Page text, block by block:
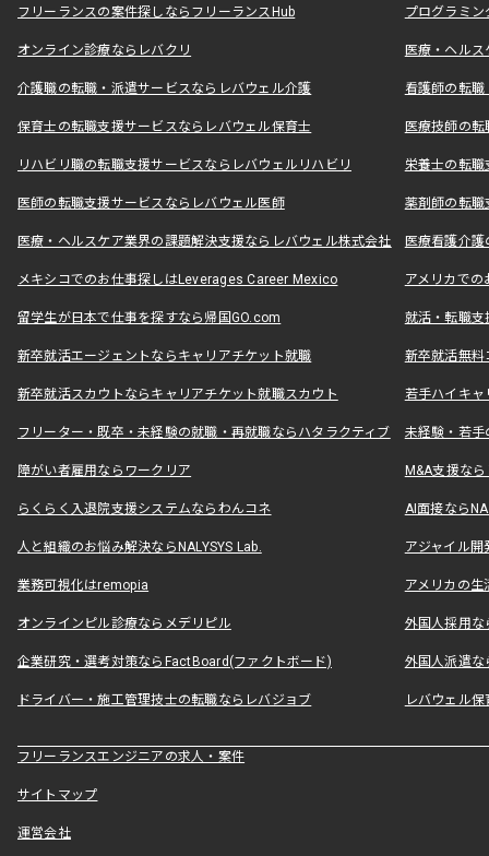
フリーランスの案件探しならフリーランスHub プログラミ
オンライン診療ならレバクリ 医療・ヘル
介護職の転職・派遣サービスならレバウェル介護 看護師の転
保育士の転職支援サービスならレバウェル保育士 医療技師の
リハビリ職の転職支援サービスならレバウェルリハビリ 栄養士の転
医師の転職支援サービスならレバウェル医師 薬剤師の転
医療・ヘルスケア業界の課題解決支援ならレバウェル株式会社 医療看護介
メキシコでのお仕事探しはLeverages Career Mexico アメリカで
留学生が日本で仕事を探すなら帰国GO.com 就活・転職
新卒就活エージェントならキャリアチケット就職 新卒就活無料
新卒就活スカウトならキャリアチケット就職スカウト 若手ハイキ
フリーター・既卒・未経験の就職・再就職ならハタラクティブ 未経験・若手
障がい者雇用ならワークリア M&A支援な
らくらく入退院支援システムならわんコネ AI面接なら
人と組織のお悩み解決ならNALYSYS Lab. アジャイル
業務可視化はremopia アメリカの
オンラインピル診療ならメデリピル 外国人採用
企業研究・選考対策ならFactBoard(ファクトボード) 外国人派遣な
ドライバー・施工管理技士の転職ならレバジョブ レバウェル
フリーランスエンジニアの求人・案件
サイトマップ
運営会社